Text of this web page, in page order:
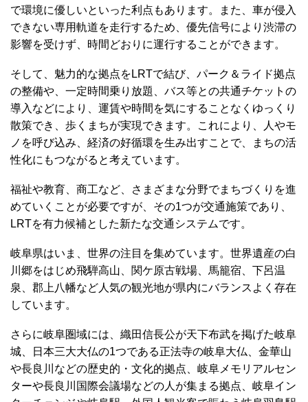
で環境に優しいといった利点もあります。また、車が侵入
できない専用軌道を走行するため、優先信号により渋滞の
影響を受けず、時間どおりに運行することができます。
そして、魅力的な拠点をLRTで結び、パーク＆ライド拠点
の整備や、一定時間乗り放題、バス等との共通チケットの
導入などにより、運賃や時間を気にすることなくゆっくり
散策でき、歩くまちが実現できます。これにより、人やモ
ノを呼び込み、経済の好循環を生み出すことで、まちの活
性化にもつながると考えています。
福祉や教育、商工など、さまざまな分野でまちづくりを進
めていくことが必要ですが、その1つが交通施策であり、
LRTを有力候補とした新たな交通システムです。
岐阜県はいま、世界の注目を集めています。世界遺産の白
川郷をはじめ飛騨高山、関ケ原古戦場、馬籠宿、下呂温
泉、郡上八幡など人気の観光地が県内にバランスよく存在
しています。
さらに岐阜圏域には、織田信長公が天下布武を掲げた岐阜
城、日本三大大仏の1つである正法寺の岐阜大仏、金華山
や長良川などの歴史的・文化的拠点、岐阜メモリアルセン
ターや長良川国際会議場などの人が集まる拠点、岐阜イン